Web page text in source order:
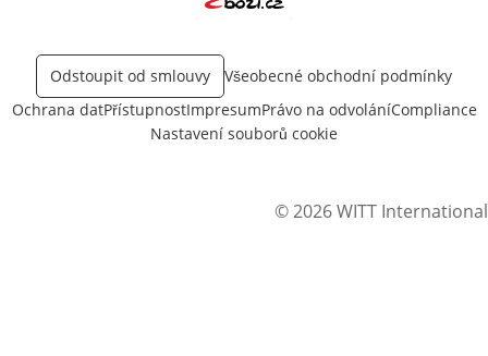
Odstoupit od smlouvy
Všeobecné obchodní podmínky
Ochrana datPřístupnostImpresumPrávo na odvoláníCompliance
Nastavení souborů cookie
© 2026 WITT International